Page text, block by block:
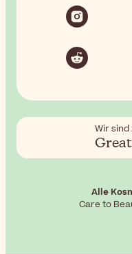
Wir
Alle
Care to